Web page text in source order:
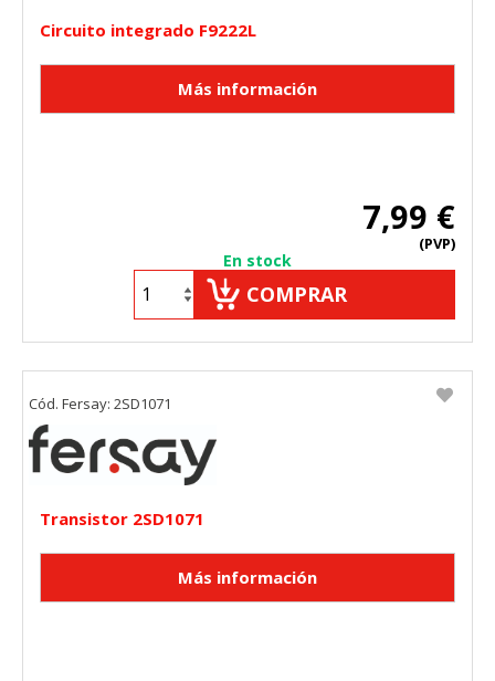
Circuito integrado F9222L
7,99 €
(PVP)
En stock
COMPRAR
Transistor 2SD1071
Cód. Fersay: 2SD1071